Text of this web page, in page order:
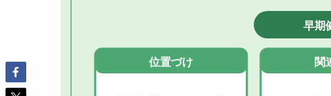
早期
位置づけ 関